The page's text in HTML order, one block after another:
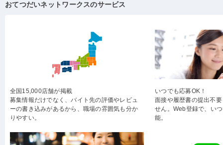
おてつだいネットワークスのサービス
全国15,000店舗が掲載
募集情報だけでなく、バイト先の評価やレビュ
ーの書き込みがあるから、職場の雰囲気も分か
りやすい。
いつでも応募OK！
面接や履歴書の提出不
せん。Web登録で、い
能。